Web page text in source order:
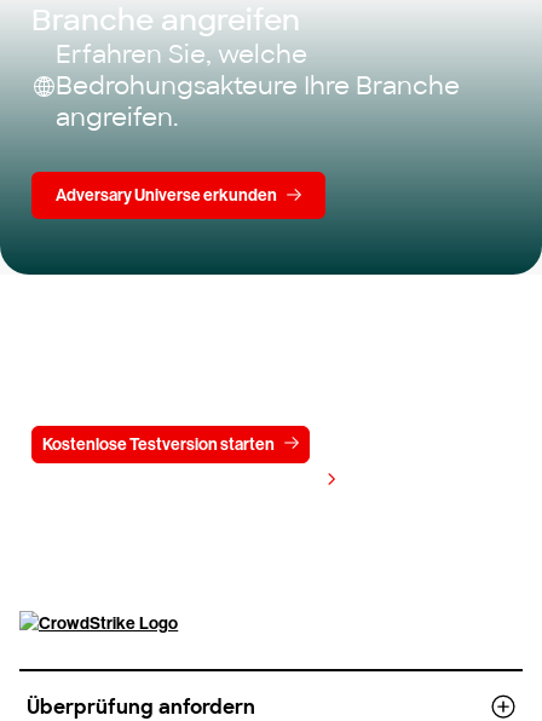
Branche angreifen
Erfahren Sie, welche
Bedrohungsakteure Ihre Branche
angreifen.
Adversary Universe erkunden
Kostenlose Testversion starten
Überprüfung anfordern